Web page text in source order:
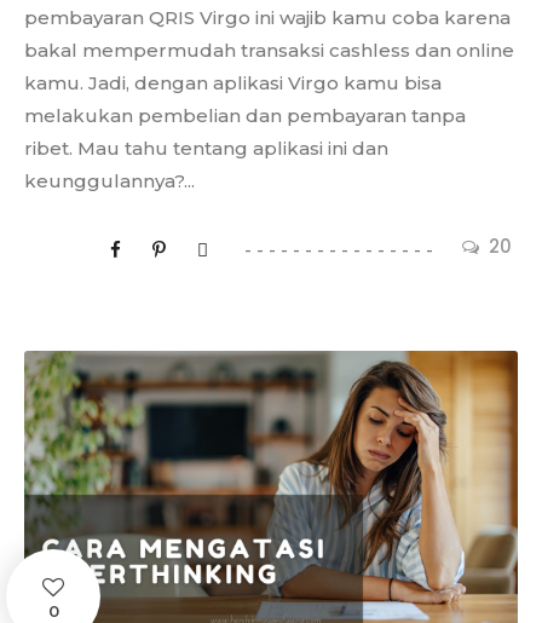
20
pembayaran QRIS Virgo ini wajib kamu coba karena
bakal mempermudah transaksi cashless dan online
kamu. Jadi, dengan aplikasi Virgo kamu bisa
melakukan pembelian dan pembayaran tanpa
ribet. Mau tahu tentang aplikasi ini dan
keunggulannya?...
0